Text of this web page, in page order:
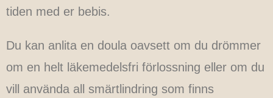
tiden med er bebis.
Du kan anlita en doula oavsett om du drömmer
om en helt läkemedelsfri förlossning eller om du
vill använda all smärtlindring som finns